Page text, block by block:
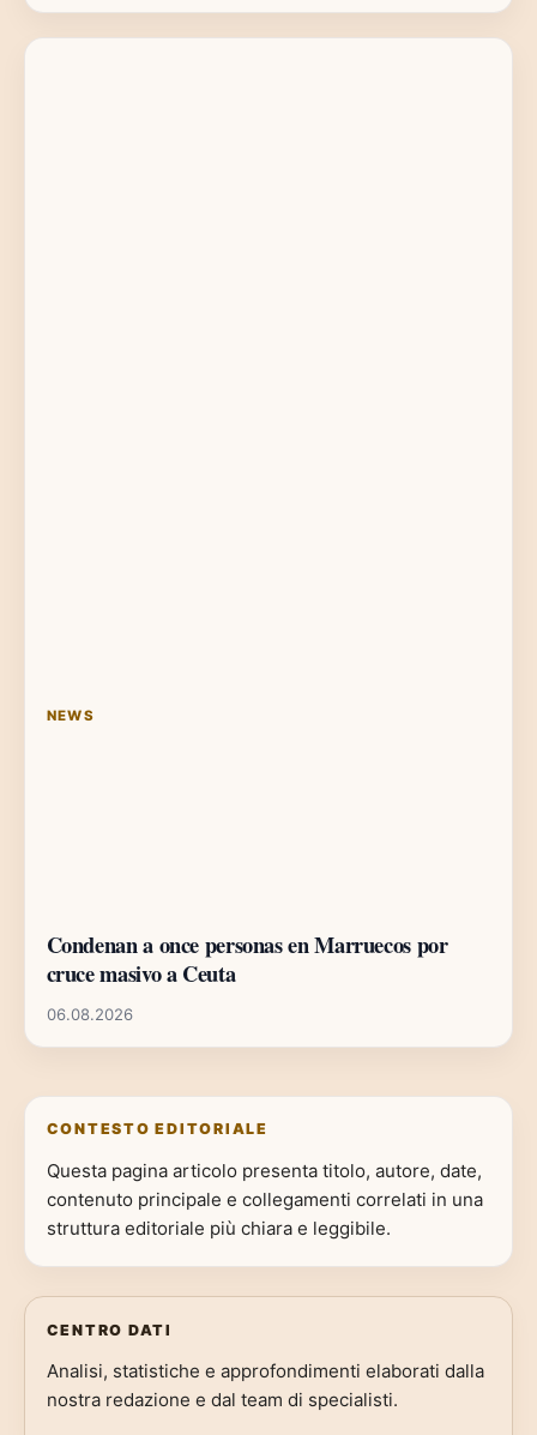
NEWS
Condenan a once personas en Marruecos por
cruce masivo a Ceuta
06.08.2026
CONTESTO EDITORIALE
Questa pagina articolo presenta titolo, autore, date,
contenuto principale e collegamenti correlati in una
struttura editoriale più chiara e leggibile.
CENTRO DATI
Analisi, statistiche e approfondimenti elaborati dalla
nostra redazione e dal team di specialisti.